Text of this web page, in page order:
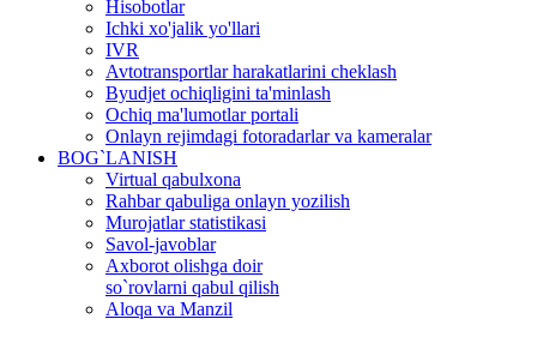
Hisobotlar
Ichki xo'jalik yo'llari
IVR
Avtotransportlar harakatlarini cheklash
Byudjet ochiqligini ta'minlash
Ochiq ma'lumotlar portali
Onlayn rejimdagi fotoradarlar va kameralar
BOG`LANISH
Virtual qabulxona
Rahbar qabuliga onlayn yozilish
Murojatlar statistikasi
Savol-javoblar
Axborot olishga doir
so`rovlarni qabul qilish
Aloqa va Manzil